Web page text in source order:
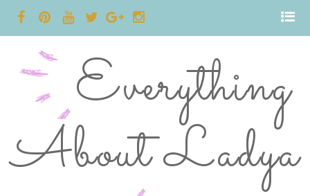
Everything
About Ladya